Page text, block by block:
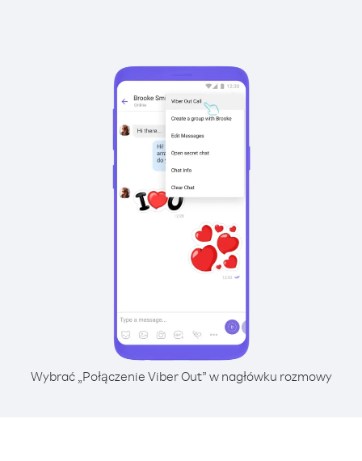
Wybrać „Połączenie Viber Out” w nagłówku rozmowy